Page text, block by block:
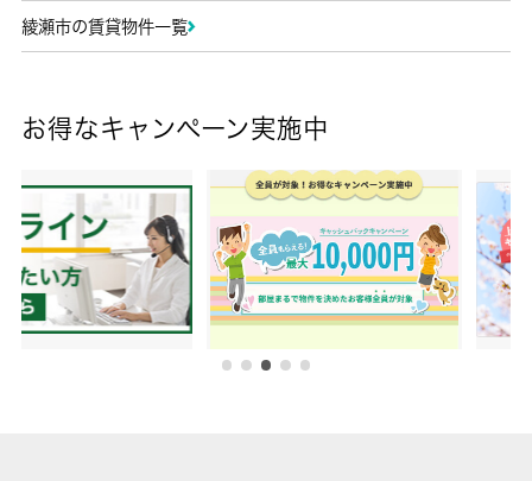
綾瀬市の賃貸物件一覧
お得なキャンペーン実施中